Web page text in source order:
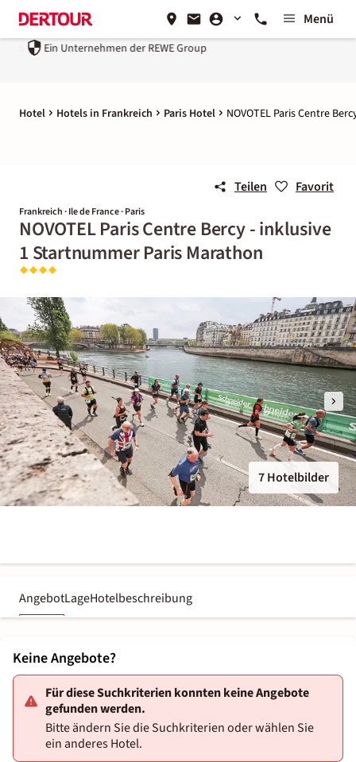
Menü
Ein Unternehmen derREWE Group
Hotel Hotels in Frankreich Paris Hotel NOVOTEL Paris Centre
Teilen Favorit
Frankreich · Ile de France · Paris
NOVOTEL Paris Centre Bercy - inklusive
1 Startnummer Paris Marathon
7 Hotelbilder
AngebotLageHotelbeschreibung
Keine Angebote?
Für diese Suchkriterien konnten keine Angebote
gefunden werden.
Bitte ändern Sie die Suchkriterien oder wählen Sie
ein anderes Hotel.